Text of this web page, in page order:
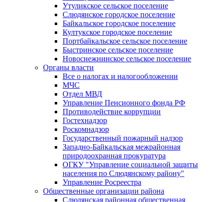
Утуликское сельское поселение
Слюдянское городское поселение
Байкальское городское поселение
Култукское городское поселение
Портбайкальское сельское поселение
Быстринское сельское поселение
Новоснежнинское сельское поселение
Органы власти
Все о налогах и налогообложении
МЧС
Отдел МВД
Управление Пенсионного фонда РФ
Противодействие коррупции
Гостехнадзор
Роскомнадзор
Государственный пожарный надзор
Западно-Байкальская межрайонная
природоохранная прокуратура
ОГКУ "Управление социальной защиты
населения по Слюдянскому району"
Управление Росреестра
Общественные организации района
Слюдянская районная общественная